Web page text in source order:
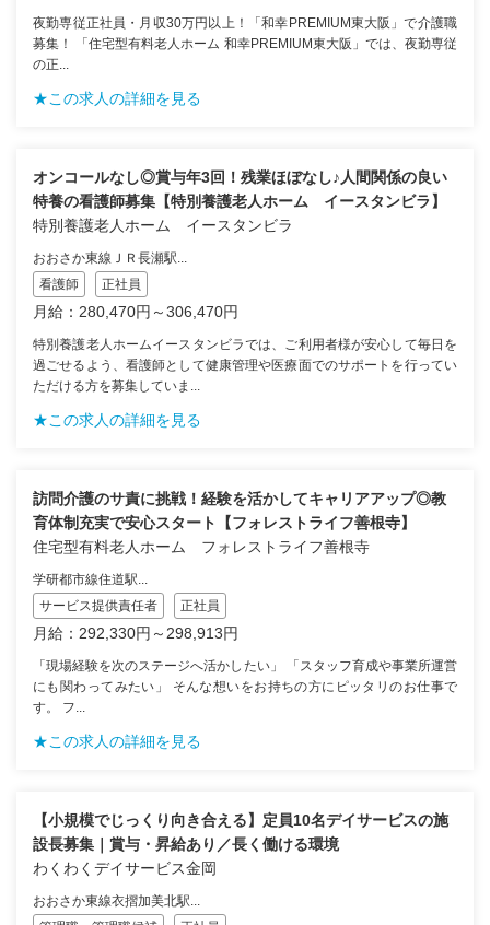
夜勤専従正社員・月収30万円以上！「和幸PREMIUM東大阪」で介護職
募集！ 「住宅型有料老人ホーム 和幸PREMIUM東大阪」では、夜勤専従
の正...
★この求人の詳細を見る
オンコールなし◎賞与年3回！残業ほぼなし♪人間関係の良い
特養の看護師募集【特別養護老人ホーム イースタンビラ】
特別養護老人ホーム イースタンビラ
おおさか東線ＪＲ長瀬駅...
看護師
正社員
月給：280,470円～306,470円
特別養護老人ホームイースタンビラでは、ご利用者様が安心して毎日を
過ごせるよう、看護師として健康管理や医療面でのサポートを行ってい
ただける方を募集していま...
★この求人の詳細を見る
訪問介護のサ責に挑戦！経験を活かしてキャリアアップ◎教
育体制充実で安心スタート【フォレストライフ善根寺】
住宅型有料老人ホーム フォレストライフ善根寺
学研都市線住道駅...
サービス提供責任者
正社員
月給：292,330円～298,913円
「現場経験を次のステージへ活かしたい」 「スタッフ育成や事業所運営
にも関わってみたい」 そんな想いをお持ちの方にピッタリのお仕事で
す。 フ...
★この求人の詳細を見る
【小規模でじっくり向き合える】定員10名デイサービスの施
設長募集｜賞与・昇給あり／長く働ける環境
わくわくデイサービス金岡
おおさか東線衣摺加美北駅...